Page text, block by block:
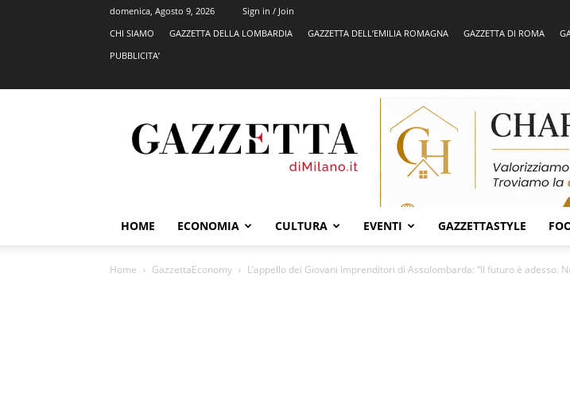
domenica, Agosto 9, 2026
Sign in / Join
CHI SIAMO
GAZZETTA DELLA LOMBARDIA GAZZETTA DELL’EMILIA ROMAGNA GAZZETTA DI ROMA
PUBBLICITA’
HOME ECONOMIA CULTURA EVENTI GAZZETTASTYLE
Home GazzettaEconomy L’appello dei Giovani Imprenditori di Assolombarda: “Il futuro è adesso.